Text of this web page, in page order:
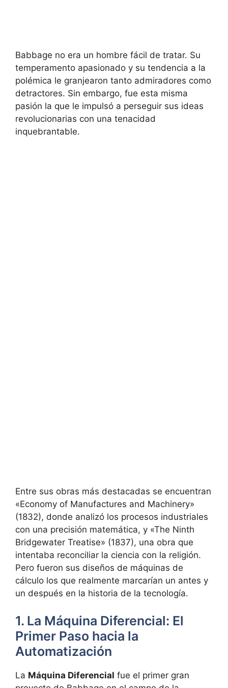
Babbage no era un hombre fácil de tratar. Su
temperamento apasionado y su tendencia a la
polémica le granjearon tanto admiradores como
detractores. Sin embargo, fue esta misma
pasión la que le impulsó a perseguir sus ideas
revolucionarias con una tenacidad
inquebrantable.
Entre sus obras más destacadas se encuentran
«Economy of Manufactures and Machinery»
(1832), donde analizó los procesos industriales
con una precisión matemática, y «The Ninth
Bridgewater Treatise» (1837), una obra que
intentaba reconciliar la ciencia con la religión.
Pero fueron sus diseños de máquinas de
cálculo los que realmente marcarían un antes y
un después en la historia de la tecnología.
1. La Máquina Diferencial: El
Primer Paso hacia la
Automatización
La Máquina Diferencial fue el primer gran